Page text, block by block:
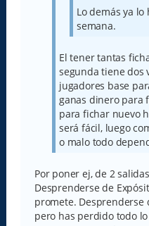
Lo demás ya
semana.
El tener tantas
segunda tiene dos
jugadores base
ganas dinero para
para fichar nuevo
será fácil, luego
o malo todo
Por poner ej, de 2
Desprenderse de
promete. Desprenderse
pero has perdido todo